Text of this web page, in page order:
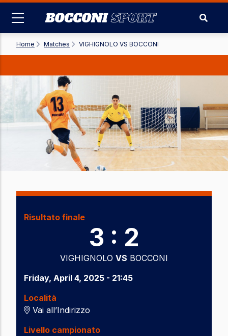
main
content
Home- Matches- VIGHIGNOLO VS BOCCONI
Risultato finale
3 : 2
VIGHIGNOLO VS BOCCONI
Friday, April 4, 2025 - 21:45
Località
Vai all’Indirizzo
Livello campionato